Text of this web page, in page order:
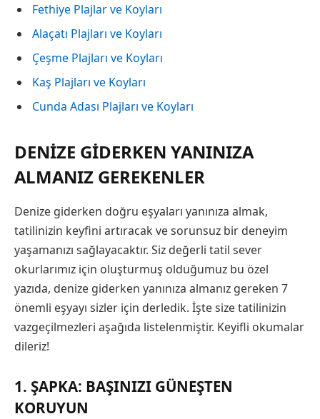
Fethiye Plajlar ve Koyları
Alaçatı Plajları ve Koyları
Çeşme Plajları ve Koyları
Kaş Plajları ve Koyları
Cunda Adası Plajları ve Koyları
DENIZE GIDERKEN YANINIZA
ALMANIZ GEREKENLER
Denize giderken doğru eşyaları yanınıza almak,
tatilinizin keyfini artıracak ve sorunsuz bir deneyim
yaşamanızı sağlayacaktır. Siz değerli tatil sever
okurlarımız için oluşturmuş olduğumuz bu özel
yazıda, denize giderken yanınıza almanız gereken 7
önemli eşyayı sizler için derledik. İşte size tatilinizin
vazgeçilmezleri aşağıda listelenmiştir. Keyifli okumalar
dileriz!
1. ŞAPKA: BAŞINIZI GÜNEŞTEN
KORUYUN